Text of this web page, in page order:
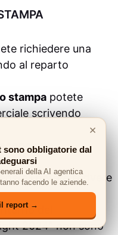
richiedere una
al reparto
stampa potete
scrivendo
potete scrivere
del
2024” non sono
×
sono obbligatorie dal
della AI agentica
facendo le aziende.
report →